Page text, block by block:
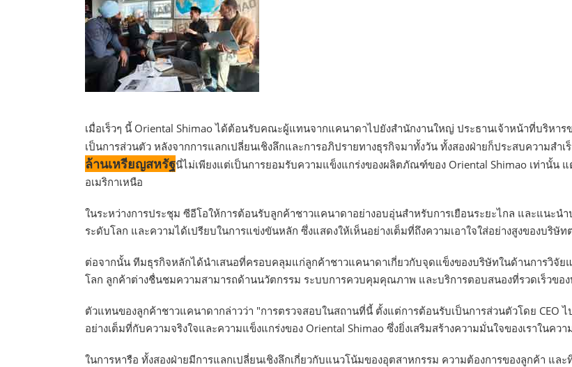
เมื่อเร็วๆ นี้ Oriental Shimao ได้ต้อนรับคณะผู้แทนจากแคนาดาไปยังสำนักงานใหญ่ ประธานเจ้าหน้าที่บริห
เป็นการส่วนตัว หลังจากการแลกเปลี่ยนเชิงลึกและการอภิปรายทางธุรกิจมาทั้งวัน ทั้งสองฝ่ายก็ประสบความสำเ
ล้านเหรียญสหรัฐนี่ไม่เพียงแต่เป็นการยอมรับความแข็งแกร่งของผลิตภัณฑ์ของ Oriental Shimao เท่านั้น
อเมริกาเหนือ
ในระหว่างการประชุม ซีอีโอให้การต้อนรับลูกค้าชาวแคนาดาอย่างอบอุ่นสำหรับการเยือนระยะไกล และแนะ
ระดับโลก และความได้เปรียบในการแข่งขันหลัก ซึ่งแสดงให้เห็นอย่างเต็มที่ถึงความเอาใจใส่อย่างสูงของบริษั
ต่อจากนั้น ทีมธุรกิจหลักได้นำเสนอที่ครอบคลุมแก่ลูกค้าชาวแคนาดาเกี่ยวกับจุดแข็งของบริษัทในด้านการวิจัย
โลก ลูกค้าต่างชื่นชมความสามารถด้านนวัตกรรม ระบบการควบคุมคุณภาพ และบริการตอบสนองที่รวดเร็วข
ตัวแทนของลูกค้าชาวแคนาดากล่าวว่า "การตรวจสอบในสถานที่นี้ ตั้งแต่การต้อนรับเป็นการส่วนตัวโดย CEO
อย่างเต็มที่กับความจริงใจและความแข็งแกร่งของ Oriental Shimao ซึ่งยิ่งเสริมสร้างความมั่นใจของเราในคว
ในการหารือ ทั้งสองฝ่ายมีการแลกเปลี่ยนเชิงลึกเกี่ยวกับแนวโน้มของอุตสาหกรรม ความต้องการของลูกค้า แ